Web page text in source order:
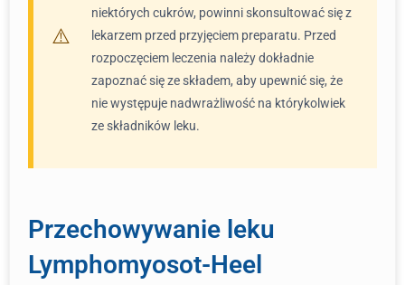
niektórych cukrów, powinni skonsultować się z
lekarzem przed przyjęciem preparatu. Przed
rozpoczęciem leczenia należy dokładnie
zapoznać się ze składem, aby upewnić się, że
nie występuje nadwrażliwość na którykolwiek
ze składników leku.
Przechowywanie leku
Lymphomyosot-Heel